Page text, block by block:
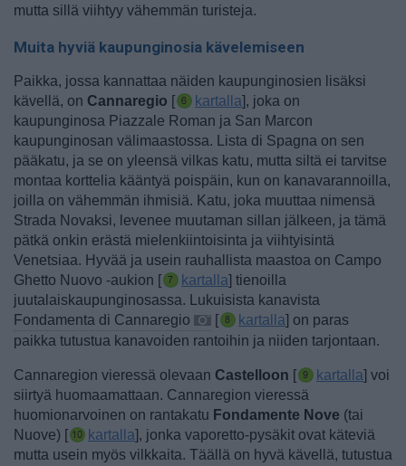
mutta sillä viihtyy vähemmän turisteja.
Muita hyviä kaupunginosia kävelemiseen
Paikka, jossa kannattaa näiden kaupunginosien lisäksi
kävellä, on Cannaregio [ kartalla], joka on
kaupunginosa Piazzale Roman ja San Marcon
kaupunginosan välimaastossa. Lista di Spagna on sen
pääkatu, ja se on yleensä vilkas katu, mutta siltä ei tarvitse
montaa korttelia kääntyä poispäin, kun on kanavarannoilla,
joilla on vähemmän ihmisiä. Katu, joka muuttaa nimensä
Strada Novaksi, levenee muutaman sillan jälkeen, ja tämä
pätkä onkin erästä mielenkiintoisinta ja viihtyisintä
Venetsiaa. Hyvää ja usein rauhallista maastoa on Campo
Ghetto Nuovo -aukion [
kartalla] tienoilla
juutalaiskaupunginosassa.
Lukuisista kanavista
Fondamenta di Cannaregio
[ kartalla] on paras
paikka tutustua kanavoiden rantoihin ja niiden tarjontaan.
Cannaregion vieressä olevaan Castelloon [ kartalla] voi
siirtyä huomaamattaan. Cannaregion vieressä
huomionarvoinen on rantakatu Fondamente Nove (tai
Nuove) [
kartalla], jonka vaporetto-pysäkit ovat käteviä
mutta usein myös vilkkaita. Täällä on hyvä kävellä, tutustua